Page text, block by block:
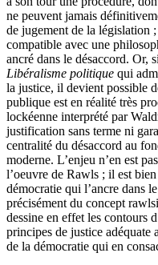
ne peuvent jamais
de jugement de la législation
compatible avec une
ancré dans le désaccord. Or,
Libéralisme politique qui
la justice, il devient possible
publique est en réalité très
lockéenne interprété par
justification sans terme ni
centralité du désaccord au
moderne. L’enjeu n’en est
l’oeuvre de Rawls ; il est
démocratie qui l’ancre dans
précisément du concept
dessine en effet les contours
principes de justice adéquate
de la démocratie qui en